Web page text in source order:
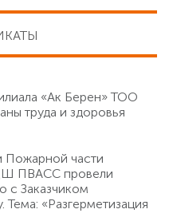
«Ак Берен» ТОО
труда и здоровья
Пожарной части
ПВАСС провели
с Заказчиком
«Разгерметизация